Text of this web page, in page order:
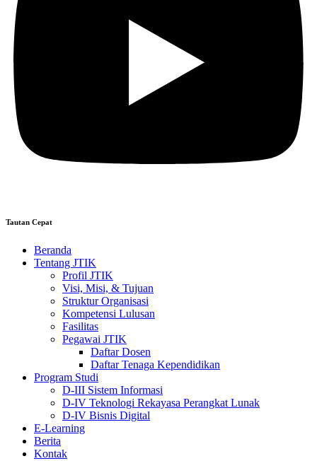
Tautan Cepat
Beranda
Tentang JTIK
Profil JTIK
Visi, Misi, & Tujuan
Struktur Organisasi
Kompetensi Lulusan
Fasilitas
Pegawai JTIK
Daftar Dosen
Daftar Tenaga Kependidikan
Program Studi
D-III Sistem Informasi
D-IV Teknologi Rekayasa Perangkat Lunak
D-IV Bisnis Digital
E-Learning
Berita
Kontak